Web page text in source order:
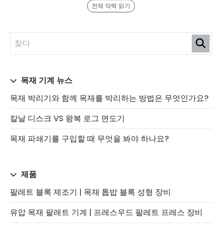
전체 약력 읽기
목재 기계 뉴스
목재 박리기와 함께 목재를 박리하는 방법은 무엇인가요?
칼날 디스크 VS 왕복 로그 면도기
목재 파쇄기를 구입할 때 무엇을 봐야 하나요?
제품
팔레트 블록 제조기 | 목재 톱밥 블록 성형 장비
유압 목재 팔레트 기계 | 프레스우드 팔레트 프레스 장비